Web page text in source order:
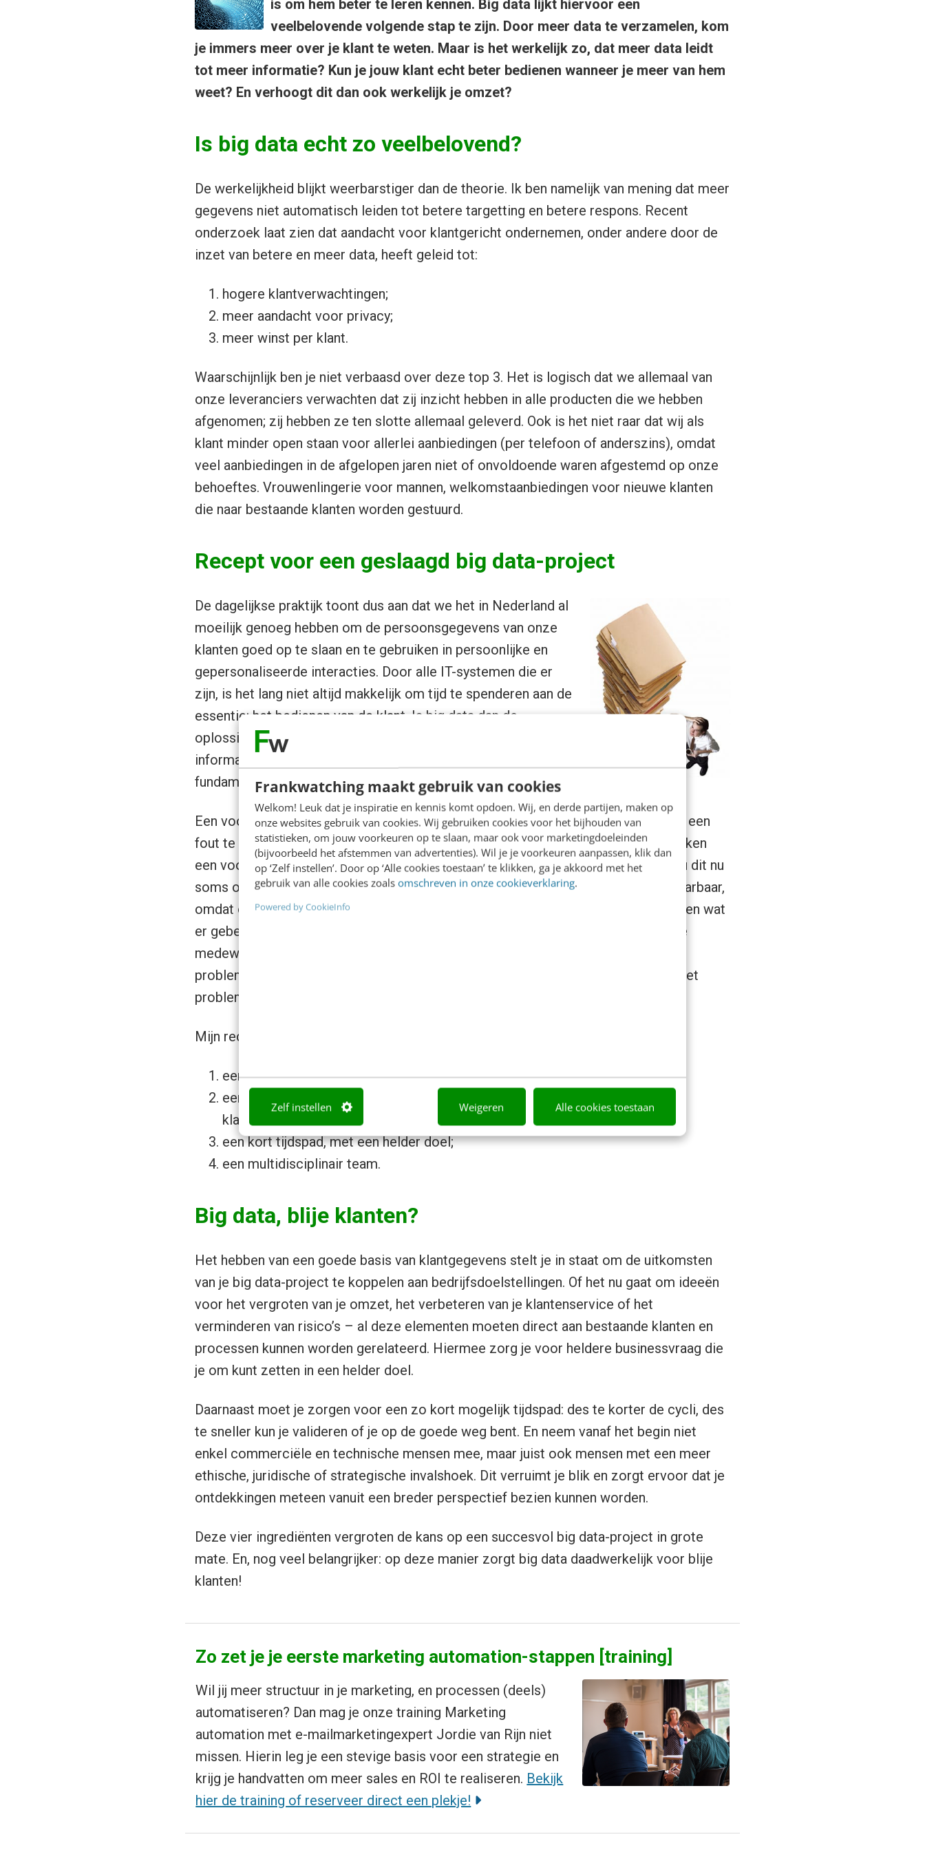
Frankwatching maakt gebruik van cookies
Welkom! Leuk dat je inspiratie en kennis komt opdoen. Wij, en derde partijen, maken op
onze websites gebruik van cookies. Wij gebruiken cookies voor het bijhouden van
statistieken, om jouw voorkeuren op te slaan, maar ook voor marketingdoeleinden
(bijvoorbeeld het afstemmen van advertenties). Wil je je voorkeuren aanpassen, klik dan
op ‘Zelf instellen’. Door op ‘Alle cookies toestaan’ te klikken, ga je akkoord met het
gebruik van alle cookies zoals omschreven in onze cookieverklaring.
Powered by CookieInfo
Zelf instellen Weigeren Alle cookies toestaan
is om hem beter te leren kennen. Big data lijkt hiervoor een
veelbelovende volgende stap te zijn. Door meer data te verzamelen, kom
je immers meer over je klant te weten. Maar is het werkelijk zo, dat meer data leidt
tot meer informatie? Kun je jouw klant echt beter bedienen wanneer je meer van hem
weet? En verhoogt dit dan ook werkelijk je omzet?
Is big data echt zo veelbelovend?
De werkelijkheid blijkt weerbarstiger dan de theorie. Ik ben namelijk van mening dat meer
gegevens niet automatisch leiden tot betere targetting en betere respons. Recent
onderzoek laat zien dat aandacht voor klantgericht ondernemen, onder andere door de
inzet van betere en meer data, heeft geleid tot:
hogere klantverwachtingen;
meer aandacht voor privacy;
meer winst per klant.
Waarschijnlijk ben je niet verbaasd over deze top 3. Het is logisch dat we allemaal van
onze leveranciers verwachten dat zij inzicht hebben in alle producten die we hebben
afgenomen; zij hebben ze ten slotte allemaal geleverd. Ook is het niet raar dat wij als
klant minder open staan voor allerlei aanbiedingen (per telefoon of anderszins), omdat
veel aanbiedingen in de afgelopen jaren niet of onvoldoende waren afgestemd op onze
behoeftes. Vrouwenlingerie voor mannen, welkomstaanbiedingen voor nieuwe klanten
die naar bestaande klanten worden gestuurd.
Recept voor een geslaagd big data-project
De dagelijkse praktijk toont dus aan dat we het in Nederland al
moeilijk genoeg hebben om de persoonsgegevens van onze
klanten goed op te slaan en te gebruiken in persoonlijke en
gepersonaliseerde interacties. Door alle IT-systemen die er
zijn, is het lang niet altijd makkelijk om tijd te spenderen aan de
essentie: het bedienen van de klant. Is big data dan de
oplossing? Nee, volgens mij moeten we de weldaad aan
informatie die big data biedt, toepassen binnen een solide
fundament van goede klantgegevens.
Een voorbeeld uit de praktijk: ik ben de afgelopen 12 maanden bezig geweest om een
fout te herstellen in de energierekening van mijn moeder. Waar er normaal gesproken
een voorschot van 125 euro per maand zou moeten worden geïncasseerd, was nu dit nu
soms om onverklaarbare redenen ineens 2200 euro of 3100 euro. Ik zeg onverklaarbaar,
omdat ook de medewerkers van de energieleverancier aan de telefoon niet snapten wat
er gebeurde. De eerste zes maanden heb ik min of meer moeten gebruiken om de
medewerkers te overtuigen dat er echt iets goed fout zat. Big data lost dit soort
problemen niet zonder meer op. Sterker nog, meer gegevens bleken in dit geval het
problemen alleen maar te vergroten.
Mijn recept voor de aanpak van een big data-project bestaat uit vier punten:
een solide fundament van klantgegevens;
een heldere (door de business gedreven) vraag, die gerelateerd is aan een
klant(groep);
een kort tijdspad, met een helder doel;
een multidisciplinair team.
Big data, blije klanten?
Het hebben van een goede basis van klantgegevens stelt je in staat om de uitkomsten
van je big data-project te koppelen aan bedrijfsdoelstellingen. Of het nu gaat om ideeën
voor het vergroten van je omzet, het verbeteren van je klantenservice of het
verminderen van risico’s – al deze elementen moeten direct aan bestaande klanten en
processen kunnen worden gerelateerd. Hiermee zorg je voor heldere businessvraag die
je om kunt zetten in een helder doel.
Daarnaast moet je zorgen voor een zo kort mogelijk tijdspad: des te korter de cycli, des
te sneller kun je valideren of je op de goede weg bent. En neem vanaf het begin niet
enkel commerciële en technische mensen mee, maar juist ook mensen met een meer
ethische, juridische of strategische invalshoek. Dit verruimt je blik en zorgt ervoor dat je
ontdekkingen meteen vanuit een breder perspectief bezien kunnen worden.
Deze vier ingrediënten vergroten de kans op een succesvol big data-project in grote
mate. En, nog veel belangrijker: op deze manier zorgt big data daadwerkelijk voor blije
klanten!
Zo zet je je eerste marketing automation-stappen [training]
Wil jij meer structuur in je marketing, en processen (deels)
automatiseren? Dan mag je onze training Marketing
automation met e-mailmarketingexpert Jordie van Rijn niet
missen. Hierin leg je een stevige basis voor een strategie en
krijg je handvatten om meer sales en ROI te realiseren. Bekijk
hier de training of reserveer direct een plekje!